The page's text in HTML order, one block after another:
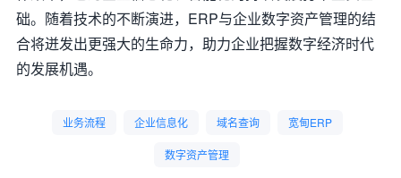
础。随着技术的不断演进，ERP与企业数字资产管理的结
合将迸发出更强大的生命力，助力企业把握数字经济时代
的发展机遇。
业务流程 企业信息化 域名查询 宽甸ERP
数字资产管理